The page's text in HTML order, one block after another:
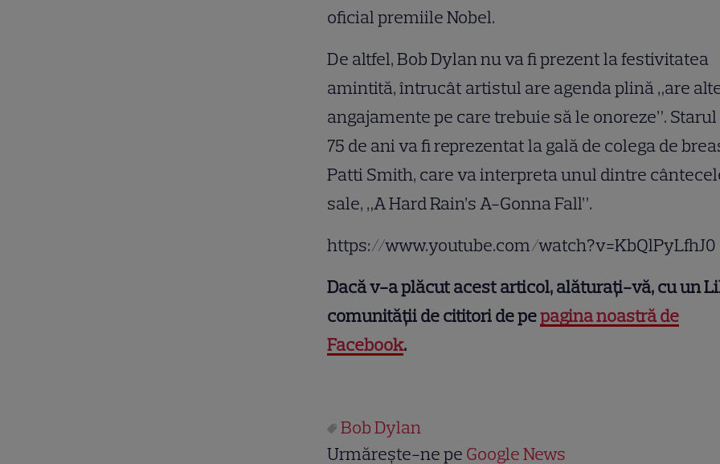
oficial premiile Nobel.
De altfel, Bob Dylan nu va fi prezent la festivitatea
amintită, întrucât artistul are agenda plină „are
angajamente pe care trebuie să le onoreze”. Starul
75 de ani va fi reprezentat la gală de colega de
Patti Smith, care va interpreta unul dintre
sale, „A Hard Rain’s A-Gonna Fall”.
https://www.youtube.com/watch?v=KbQlPyLfhJ0
Dacă v-a plăcut acest articol, alăturați-vă, cu un
comunității de cititori de pepagina noastră de
Facebook.
Bob Dylan
Urmărește-ne pe Google News